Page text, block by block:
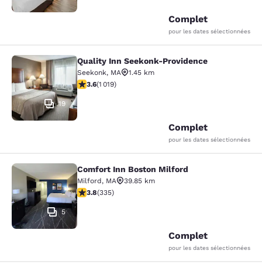
Complet
pour les dates sélectionnées
Quality Inn Seekonk-Providence
19
Quality Inn Seekonk-Providence
Seekonk, MA
1.45 km
3.56 étoiles. Bien. 1019 commentaires
3.6(1 019)
Complet
pour les dates sélectionnées
Comfort Inn Boston Milford
5
Comfort Inn Boston Milford
Milford, MA
39.85 km
3.83 étoiles. Bien. 335 commentaires
3.8(335)
Complet
pour les dates sélectionnées